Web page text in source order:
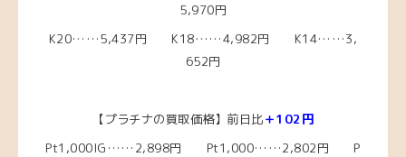
5,970円
K20……5,437円 K18……4,982円 K14……3,
652円
【プラチナの買取価格】前日比＋102円
Pt1,000IG……2,898円 Pt1,000……2,802円 P